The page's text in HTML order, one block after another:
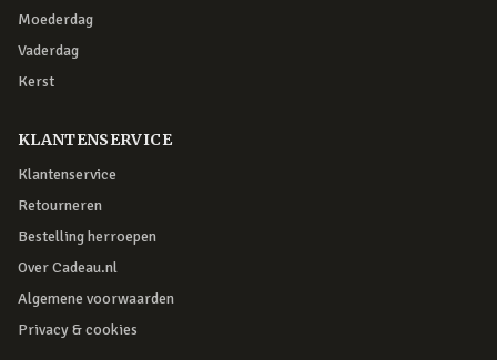
Moederdag
Vaderdag
Kerst
KLANTENSERVICE
Klantenservice
Retourneren
Bestelling herroepen
Over Cadeau.nl
Algemene voorwaarden
Privacy & cookies